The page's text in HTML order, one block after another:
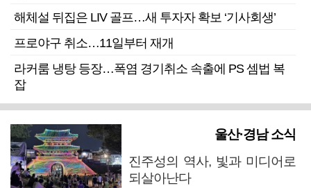
해체설 뒤집은 LIV 골프…새 투자자 확보 ‘기사회생’
프로야구 취소…11일부터 재개
라커룸 냉탕 등장…폭염 경기취소 속출에 PS 셈법 복
잡
울산·경남 소식
진주성의 역사, 빛과 미디어로
되살아난다